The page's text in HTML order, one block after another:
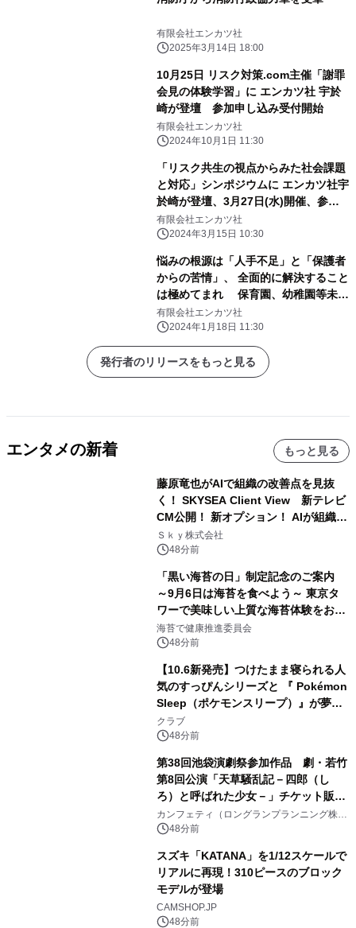
有限会社エンカツ社
2025年3月14日 18:00
10月25日 リスク対策.com主催「謝罪
会見の体験学習」に エンカツ社 宇於
崎が登壇 参加申し込み受付開始
有限会社エンカツ社
2024年10月1日 11:30
「リスク共生の視点からみた社会課題
と対応」シンポジウムに エンカツ社宇
於崎が登壇、3月27日(水)開催、参加
費無料
有限会社エンカツ社
2024年3月15日 10:30
悩みの根源は「人手不足」と「保護者
からの苦情」、 全面的に解決すること
は極めてまれ 保育園、幼稚園等未就
学施設の運営者へのアンケート結果か
ら
有限会社エンカツ社
2024年1月18日 11:30
発行者のリリースをもっと見る
エンタメの新着 もっと見る
藤原竜也がAIで組織の改善点を見抜
く！ SKYSEA Client View 新テレビ
CM公開！ 新オプション！ AIが組織の
業務実態を分析し労務改善を支援。 藤
原竜也メイキング動画公開 「もしAIが
自分を分析したら、すぐ休めと言われ
る自信がある」「昨年の夏はカブトム
シを捕まえたり、虫と戦ったり…」
Ｓｋｙ株式会社
48分前
「黒い海苔の日」制定記念のご案内
～9月6日は海苔を食べよう～ 東京タ
ワーで美味しい上質な海苔体験をお届
けします！
海苔で健康推進委員会
48分前
【10.6新発売】つけたまま寝られる人
気のすっぴんシリーズと 『 Pokémon
Sleep（ポケモンスリープ）』が夢の
コラボレーション！
クラブ
48分前
第38回池袋演劇祭参加作品 劇・若竹
第8回公演「天草騒乱記－四郎（し
ろ）と呼ばれた少女－」チケット販売
開始
カンフェティ（ロングランプランニング株式
会社）
48分前
スズキ「KATANA」を1/12スケールで
リアルに再現！310ピースのブロック
モデルが登場
CAMSHOP.JP
48分前